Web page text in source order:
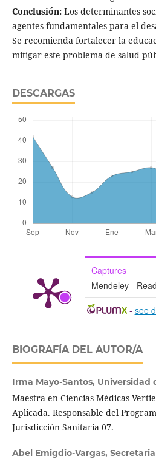
Conclusión:Los determinantes
agentes fundamentales para el
Se recomienda fortalecer la
mitigar este problema de salud
DESCARGAS
Captures
Mendeley -
- see
BIOGRAFÍA DEL AUTOR/A
Irma Mayo-Santos, Universidad
Maestra en Ciencias Médicas
Aplicada. Responsable del
Jurisdicción Sanitaria 07.
Abel Emigdio-Vargas,